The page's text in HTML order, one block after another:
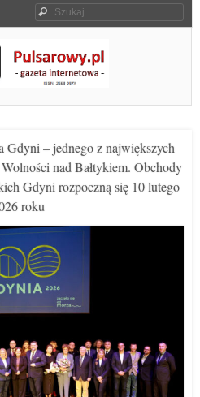
Szukaj
Gdyni – jednego z największych
nad Bałtykiem. Obchody
Gdyni rozpoczną się 10 lutego
roku